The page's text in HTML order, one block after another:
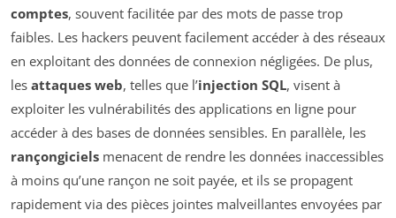
comptes, souvent facilitée par des mots de passe trop
faibles. Les hackers peuvent facilement accéder à des réseaux
en exploitant des données de connexion négligées. De plus,
les attaques web, telles que l’injection SQL, visent à
exploiter les vulnérabilités des applications en ligne pour
accéder à des bases de données sensibles. En parallèle, les
rançongiciels menacent de rendre les données inaccessibles
à moins qu’une rançon ne soit payée, et ils se propagent
rapidement via des pièces jointes malveillantes envoyées par